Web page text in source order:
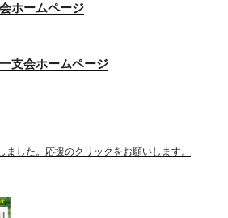
ホームページ
支会ホームページ
ました。応援のクリックをお願いします。